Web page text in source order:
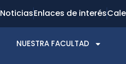
NoticiasEnlaces de interés
NUESTRA FACULTAD